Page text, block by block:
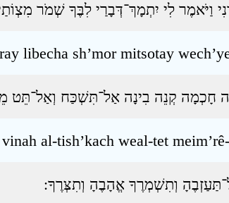
וַיֹּאמֶר לִי יִתְמָךְ־דְּבָרַי לִבֶּךָ שְׁמֹר
libecha sh’mor mitsotay
חָכְמָה קְנֵה בִינָה אַל־תִּשְׁכַּח וְאַל־תֵּט
vinah al-tish’kach weal-tet
וְתִשְׁמְרֶךָ אֱהָבֶהָ וְתִצְּרֶךָ ׃